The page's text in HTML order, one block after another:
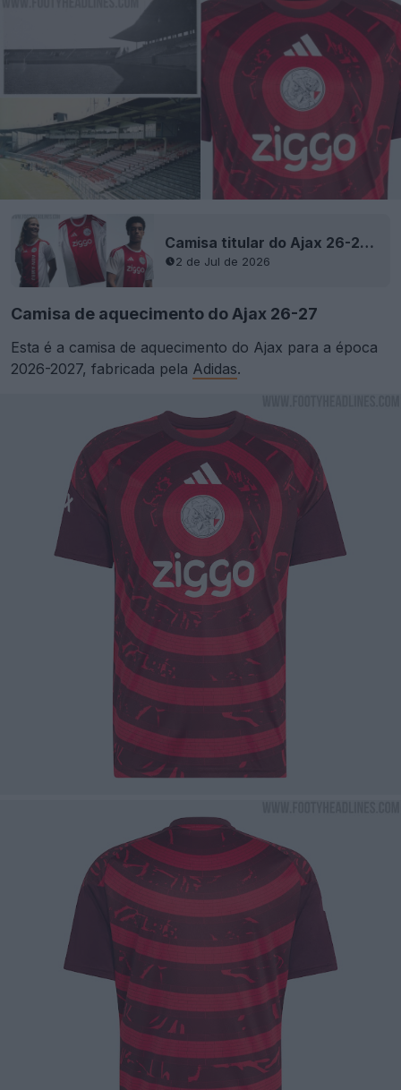
Camisa titular do Ajax 26-27 lançada
2 de Jul de 2026
Camisa de aquecimento do Ajax 26-27
Esta é a camisa de aquecimento do Ajax para a época
2026-2027, fabricada pela Adidas.